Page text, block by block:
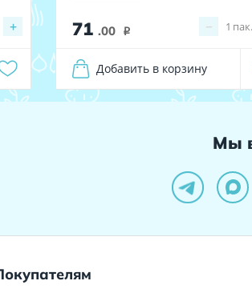
+ 71 .00 i − 1 пак.
Добавить в корзину
Мы